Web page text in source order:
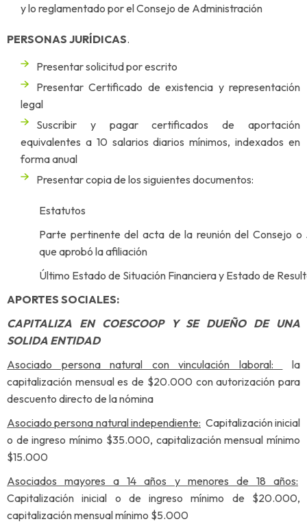
y lo reglamentado por el Consejo de Administración
PERSONAS JURÍDICAS.
Presentar solicitud por escrito
Presentar Certificado de existencia y representación
legal
Suscribir y pagar certificados de aportación
equivalentes a 10 salarios diarios mínimos, indexados en
forma anual
Presentar copia de los siguientes documentos:
Estatutos
Parte pertinente del acta de la reunión del Consejo o
que aprobó la afiliación
Último Estado de Situación Financiera y Estado de
APORTES SOCIALES:
CAPITALIZA EN COESCOOP Y SE DUEÑO DE UNA
SOLIDA ENTIDAD
Asociado persona natural con vinculación laboral:
la
capitalización mensual es de $20.000 con autorización para
descuento directo de la nómina
Asociado persona natural independiente: Capitalización inicial
o de ingreso mínimo $35.000, capitalización mensual mínimo
$15.000
Asociados mayores a 14 años y menores de 18 años:
Capitalización inicial o de ingreso mínimo de $20.000,
capitalización mensual mínimo $5.000